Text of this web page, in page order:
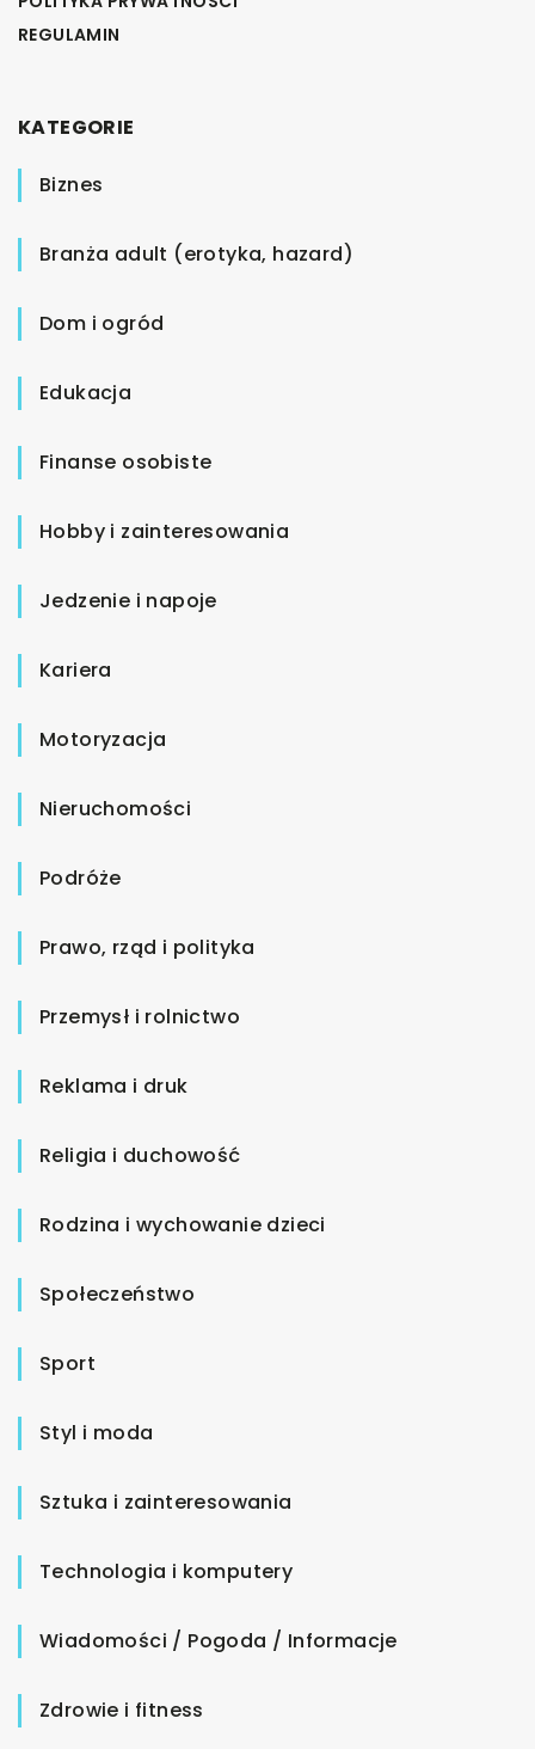
REGULAMIN
KATEGORIE
Biznes
Branża adult (erotyka, hazard)
Dom i ogród
Edukacja
Finanse osobiste
Hobby i zainteresowania
Jedzenie i napoje
Kariera
Motoryzacja
Nieruchomości
Podróże
Prawo, rząd i polityka
Przemysł i rolnictwo
Reklama i druk
Religia i duchowość
Rodzina i wychowanie dzieci
Społeczeństwo
Sport
Styl i moda
Sztuka i zainteresowania
Technologia i komputery
Wiadomości / Pogoda / Informacje
Zdrowie i fitness